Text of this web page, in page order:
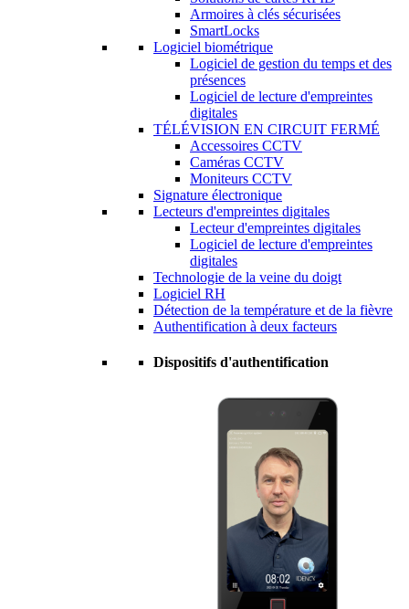
Armoires à clés sécurisées
SmartLocks
Logiciel biométrique
Logiciel de gestion du temps et des
présences
Logiciel de lecture d'empreintes
digitales
TÉLÉVISION EN CIRCUIT FERMÉ
Accessoires CCTV
Caméras CCTV
Moniteurs CCTV
Signature électronique
Lecteurs d'empreintes digitales
Lecteur d'empreintes digitales
Logiciel de lecture d'empreintes
digitales
Technologie de la veine du doigt
Logiciel RH
Détection de la température et de la fièvre
Authentification à deux facteurs
Dispositifs d'authentification